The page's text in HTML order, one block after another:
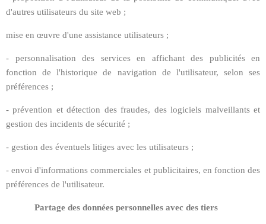
d'autres utilisateurs du site web ;
mise en œuvre d'une assistance utilisateurs ;
- personnalisation des services en affichant des publicités en
fonction de l'historique de navigation de l'utilisateur, selon ses
préférences ;
- prévention et détection des fraudes, des logiciels malveillants et
gestion des incidents de sécurité ;
- gestion des éventuels litiges avec les utilisateurs ;
- envoi d'informations commerciales et publicitaires, en fonction des
préférences de l'utilisateur.
Partage des données personnelles avec des tiers